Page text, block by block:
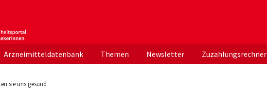
der deutschen ApothekerInnen
Arzneimitteldatenbank Themen Newsletter Zuzahlungsrechner
sie uns gesund